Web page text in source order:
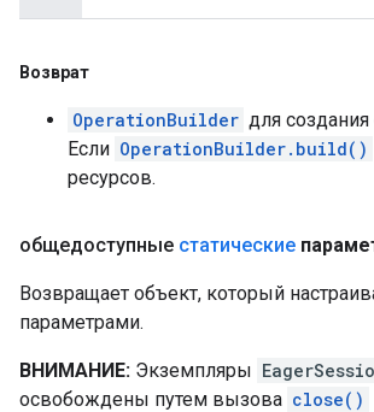
Возврат
OperationBuilder для
Если OperationBuilder.build()
ресурсов.
общедоступные статические
Возвращает объект, который
параметрами.
ВНИМАНИЕ: Экземпляры
освобождены путем вызова close()